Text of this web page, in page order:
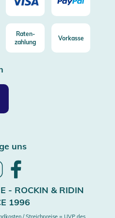
Raten-
zahlung
Vorkasse
uns
Follow
InstagramFacebook
- ROCKIN & RIDIN
1996
/ Streichpreise = UVP des